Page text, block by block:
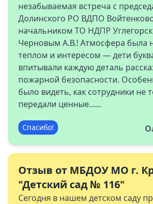
незабываемая встреча с
Долинского РО ВДПО
начальником ТО НДПР
Черновым А.В.! Атмосфера была
теплом и интересом — дети
впитывали каждую деталь
пожарной безопасности.
было видеть, как сотрудники не
передали ценные......
Спасибо!
Отзыв от МБДОУ МО г.
"Детский сад № 116"
Сегодня в нашем детском саду